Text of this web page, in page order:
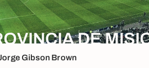
DE
Gibson Brown